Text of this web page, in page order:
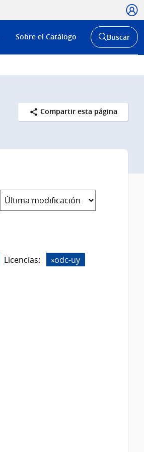
Menú
de
Sobre el Catálogo
Abrir
buscador
Buscar
Compartir esta página
Licencias: odc-uy